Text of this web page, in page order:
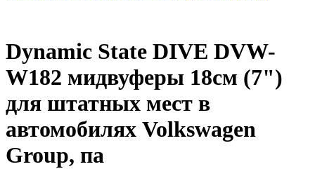
Dynamic State DIVE DVW-
W182 мидвуферы 18см (7")
для штатных мест в
автомобилях Volkswagen
Group, па